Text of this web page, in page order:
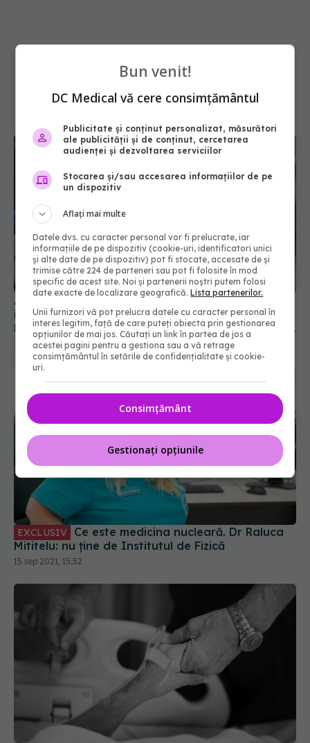
Afecțiunile ginecologice, descoperite prin teste
imagistice. Ce este ecografia pelvină. Dijmărescu:
Endometrioza, boala care se diagnostichează din
ce în ce mai mult
10 ian 2023, 10:25
EXCLUSIV
Mititelu: nu ține de Institutul de Fizică
15 sep 2021, 15:52
Bun venit!
DC Medical vă cere consimțământul
Publicitate și conținut personalizat, măsurători
ale publicității și de conținut, cercetarea
audienței și dezvoltarea serviciilor
Stocarea și/sau accesarea informațiilor de pe
un dispozitiv
Aflați mai multe
Datele dvs. cu caracter personal vor fi prelucrate, iar
informațiile de pe dispozitiv (cookie-uri, identificatori unici
și alte date de pe dispozitiv) pot fi stocate, accesate de și
trimise către 224 de parteneri sau pot fi folosite în mod
specific de acest site. Noi și partenerii noștri putem folosi
date exacte de localizare geografică.Lista partenerilor.
Unii furnizori vă pot prelucra datele cu caracter personal în
interes legitim, față de care puteți obiecta prin gestionarea
opțiunilor de mai jos. Căutați un link în partea de jos a
acestei pagini pentru a gestiona sau a vă retrage
consimțământul în setările de confidențialitate și cookie-
uri.
Consimțământ
Gestionați opțiunile